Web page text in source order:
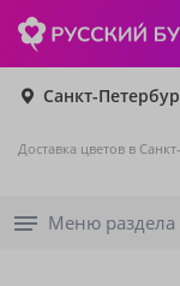
Санкт-
Доставка цветов в
Меню раздела